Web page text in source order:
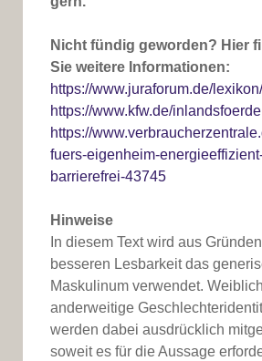
Nicht fündig geworden? Hier
Sie weitere Informationen:
https://www.juraforum.de/
https://www.kfw.de/
https://
fuers-eigenheim-
barrierefrei-43745
Hinweise
In diesem Text wird aus
besseren Lesbarkeit das
Maskulinum verwendet.
anderweitige
werden dabei ausdrücklich
soweit es für die Aussage